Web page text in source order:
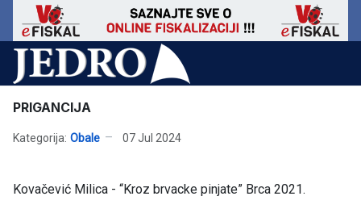
PRIGANCIJA
Kategorija: Obale 07 Jul 2024
Kovačević Milica - “Kroz brvacke pinjate” Brca 2021.